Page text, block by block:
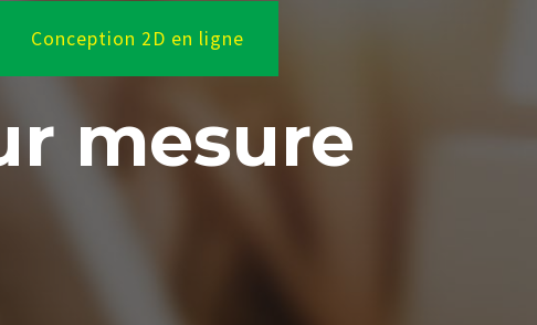
Conception 2D en ligne